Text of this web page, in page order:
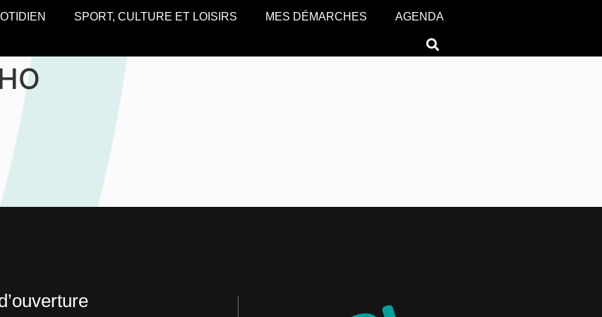
SPORT, CULTURE ET LOISIRS MES DÉMARCHES AGENDA